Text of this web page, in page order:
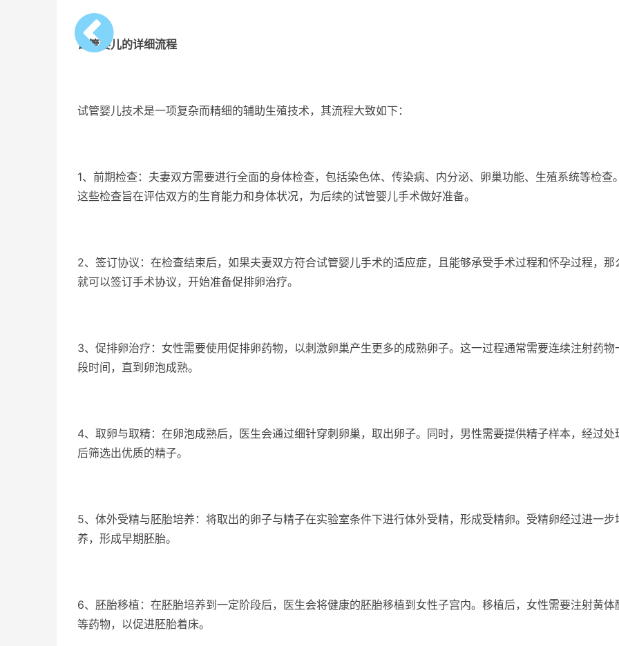
试管婴儿的详细流程
试管婴儿技术是一项复杂而精细的辅助生殖技术，其流程大致如下：
1、前期检查：夫妻双方需要进行全面的身体检查，包括染色体、传染病、内分泌、卵巢功能、生殖系统等检查
这些检查旨在评估双方的生育能力和身体状况，为后续的试管婴儿手术做好准备。
2、签订协议：在检查结束后，如果夫妻双方符合试管婴儿手术的适应症，且能够承受手术过程和怀孕过程，那
就可以签订手术协议，开始准备促排卵治疗。
3、促排卵治疗：女性需要使用促排卵药物，以刺激卵巢产生更多的成熟卵子。这一过程通常需要连续注射药物
段时间，直到卵泡成熟。
4、取卵与取精：在卵泡成熟后，医生会通过细针穿刺卵巢，取出卵子。同时，男性需要提供精子样本，经过处
后筛选出优质的精子。
5、体外受精与胚胎培养：将取出的卵子与精子在实验室条件下进行体外受精，形成受精卵。受精卵经过进一步
养，形成早期胚胎。
6、胚胎移植：在胚胎培养到一定阶段后，医生会将健康的胚胎移植到女性子宫内。移植后，女性需要注射黄体
等药物，以促进胚胎着床。